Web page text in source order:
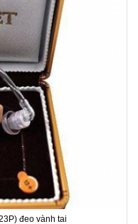
đeo vành tai